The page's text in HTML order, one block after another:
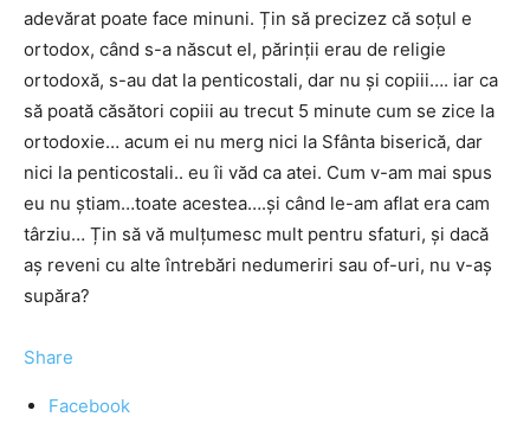
adevărat poate face minuni. Țin să precizez că soțul e
ortodox, când s-a născut el, părinții erau de religie
ortodoxă, s-au dat la penticostali, dar nu și copiii…. iar ca
să poată căsători copiii au trecut 5 minute cum se zice la
ortodoxie… acum ei nu merg nici la Sfânta biserică, dar
nici la penticostali.. eu îi văd ca atei. Cum v-am mai spus
eu nu știam…toate acestea….și când le-am aflat era cam
târziu… Țin să vă mulțumesc mult pentru sfaturi, și dacă
aș reveni cu alte întrebări nedumeriri sau of-uri, nu v-aș
supăra?
Share
Facebook